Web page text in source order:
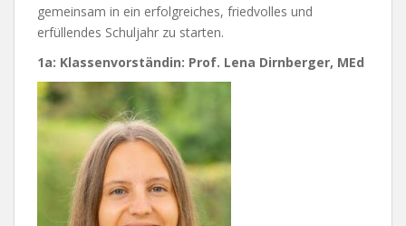
gemeinsam in ein erfolgreiches, friedvolles und
erfüllendes Schuljahr zu starten.
1a: Klassenvorständin: Prof. Lena Dirnberger, MEd